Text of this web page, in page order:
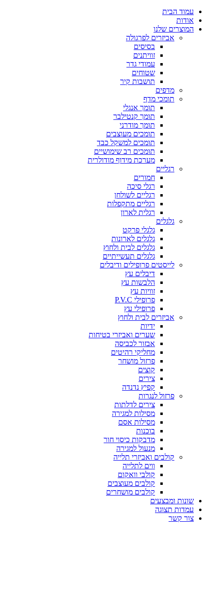
עמוד הבית
אודות
המוצרים שלנו
אביזרים לפרגולה
בסיסים
זוויתנים
עמודי גדר
שטוחים
תושבות קיר
מדפים
תומכי מדף
תומך אנגלי
תומך קנטילבר
תומך מודרני
תומכים מעוצבים
תומכים למשקל כבד
תומכים רב שימושיים
מערכת מידוף מודולרית
רגליים
חמורים
רגלי סיכה
רגליים לשולחן
רגליים מתקפלות
רגלית לארון
גלגלים
גלגלי פרקט
גלגלים לארונות
גלגלים לבית ולחוץ
גלגלים תעשייתיים
לייסטים פרופילים ודיבלים
דיבלים עץ
הלבשות עץ
זוויות עץ
פרופילי P.V.C
פרופילי עץ
אביזרים לבית ולחוץ
ידיות
שערים ואביזרי בטיחות
אבזור לכביסה
מחליקי רהיטים
פרזול מושחר
קוצים
צירים
קפיץ נדנדה
פרזול לנגרות
צירים לדלתות
מסילות למגירה
מסילות אסם
בוכנות
מדבקות כיסוי חור
מנעול למגירה
קולבים ואביזרי תלייה
ווים לתלייה
קולבי וואקום
קולבים מעוצבים
קולבים מושחרים
שונות ומבצעים
עמדות תצוגה
צור קשר